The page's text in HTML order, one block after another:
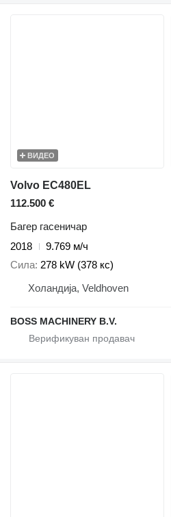
ВИДЕО
Volvo EC480EL
112.500 €
Багер гасеничар
2018
9.769 м/ч
Сила 278 kW (378 кс)
Холандија, Veldhoven
BOSS MACHINERY B.V.